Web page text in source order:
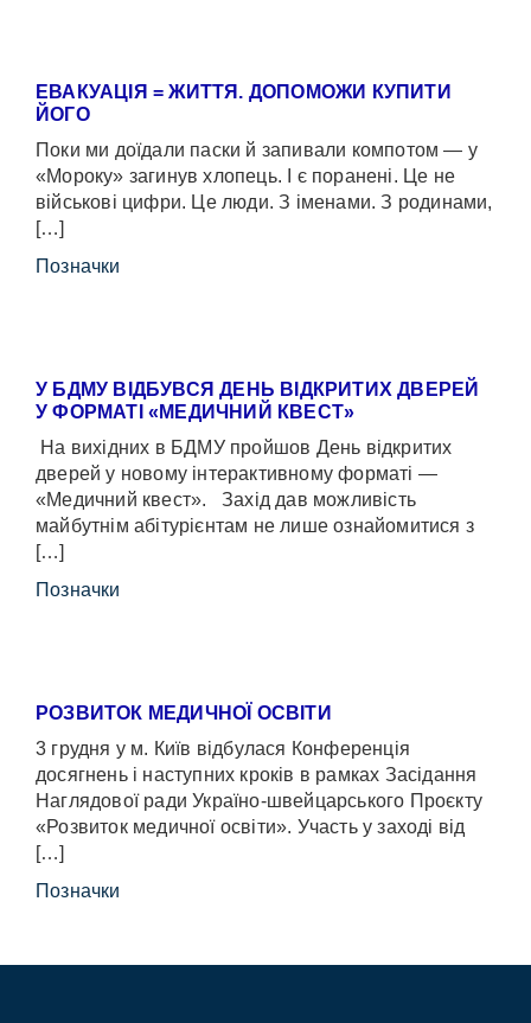
ЕВАКУАЦІЯ = ЖИТТЯ. ДОПОМОЖИ КУПИТИ
ЙОГО
Поки ми доїдали паски й запивали компотом — у
«Мороку» загинув хлопець. І є поранені. Це не
військові цифри. Це люди. З іменами. З родинами,
[…]
Позначки
У БДМУ ВІДБУВСЯ ДЕНЬ ВІДКРИТИХ ДВЕРЕЙ
У ФОРМАТІ «МЕДИЧНИЙ КВЕСТ»
На вихідних в БДМУ пройшов День відкритих
дверей у новому інтерактивному форматі —
«Медичний квест». Захід дав можливість
майбутнім абітурієнтам не лише ознайомитися з
[…]
Позначки
РОЗВИТОК МЕДИЧНОЇ ОСВІТИ
3 грудня у м. Київ відбулася Конференція
досягнень і наступних кроків в рамках Засідання
Наглядової ради Україно-швейцарського Проєкту
«Розвиток медичної освіти». Участь у заході від
[…]
Позначки